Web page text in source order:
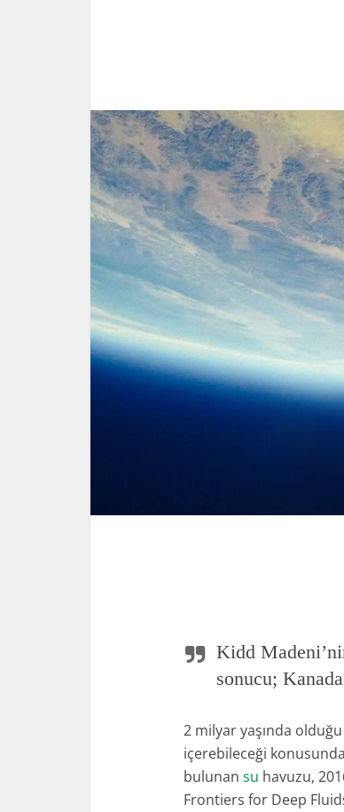
Kidd
sonucu;
2 milyar yaşında
içerebileceği
bulunan su havuzu,
Frontiers for Deep